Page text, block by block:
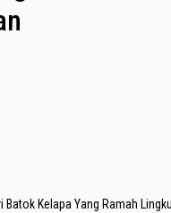
Batok Kelapa Yang Ramah